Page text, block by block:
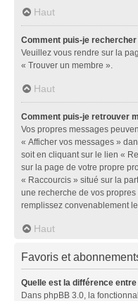
Haut
Comment puis-je
Veuillez vous rendre sur la
« Trouver un membre ».
Haut
Comment puis-je retrouver
Vos propres messages
« Afficher vos messages »
soit en cliquant sur le lien «
sur la page de votre propre
« Raccourcis » situé sur la
une recherche de vos
remplissez convenablement
Haut
Favoris et
Quelle est la différence
Dans phpBB 3.0, la